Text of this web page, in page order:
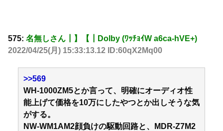
575: 名無しさん┃】【┃Dolby (ﾜｯﾁｮｲW a6ca-hVE+)
2022/04/25(月) 15:33:13.12 ID:60qX2Mq00
>>569
WH-1000ZM5とか言って、明確にオーディオ性
能上げて価格を10万にしたやつとか出しそうな気
がする。
NW-WM1AM2顔負けの駆動回路と、MDR-Z7M2